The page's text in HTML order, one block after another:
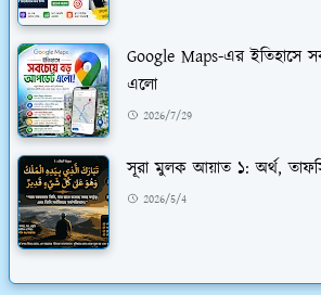
Google Maps-এর ইতিহাসে
এলো
2026/7/29
সূরা মুলক আয়াত ১: অর্থ,
2026/5/4